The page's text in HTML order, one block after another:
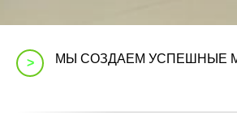
> МЫ СОЗДАЕМ УСПЕШНЫЕ